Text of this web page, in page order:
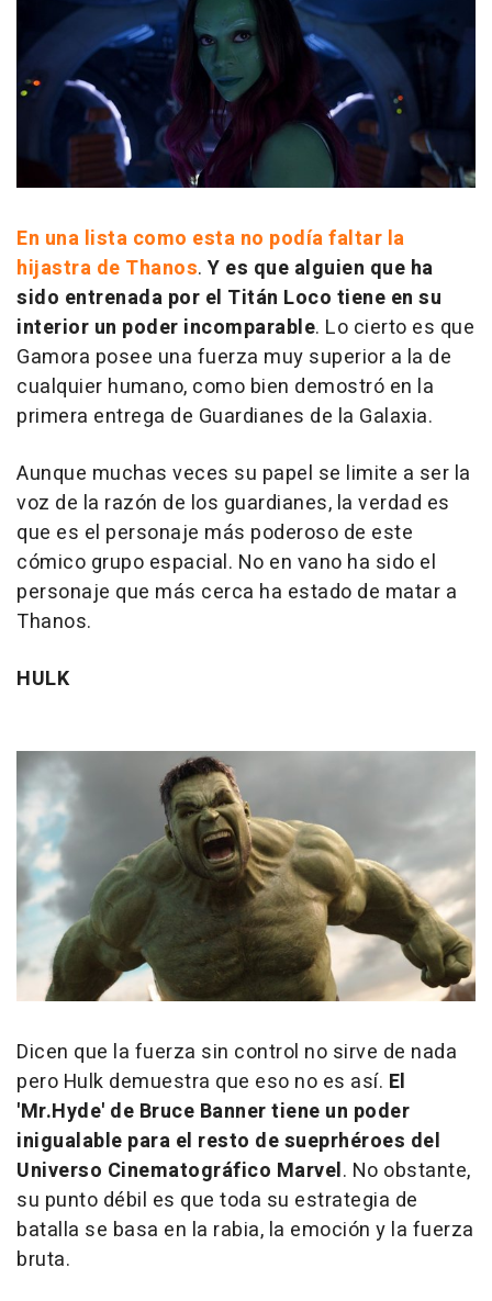
En una lista como esta no podía faltar la
hijastra de Thanos. Y es que alguien que ha
sido entrenada por el Titán Loco tiene en su
interior un poder incomparable. Lo cierto es que
Gamora posee una fuerza muy superior a la de
cualquier humano, como bien demostró en la
primera entrega de Guardianes de la Galaxia.
Aunque muchas veces su papel se limite a ser la
voz de la razón de los guardianes, la verdad es
que es el personaje más poderoso de este
cómico grupo espacial. No en vano ha sido el
personaje que más cerca ha estado de matar a
Thanos.
HULK
Dicen que la fuerza sin control no sirve de nada
pero Hulk demuestra que eso no es así. El
'Mr.Hyde' de Bruce Banner tiene un poder
inigualable para el resto de sueprhéroes del
Universo Cinematográfico Marvel. No obstante,
su punto débil es que toda su estrategia de
batalla se basa en la rabia, la emoción y la fuerza
bruta.